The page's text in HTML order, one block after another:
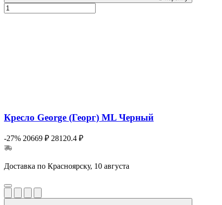
Кресло George (Георг) ML Черный
-27% 20669 ₽ 28120.4 ₽
Доставка по Красноярску, 10 августа